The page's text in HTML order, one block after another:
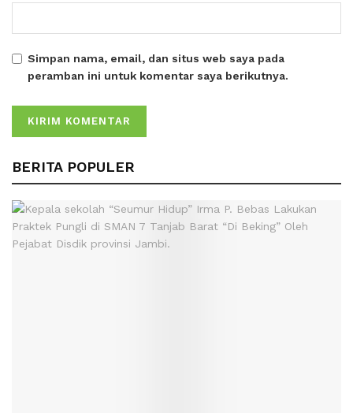
Simpan nama, email, dan situs web saya pada
peramban ini untuk komentar saya berikutnya.
BERITA POPULER